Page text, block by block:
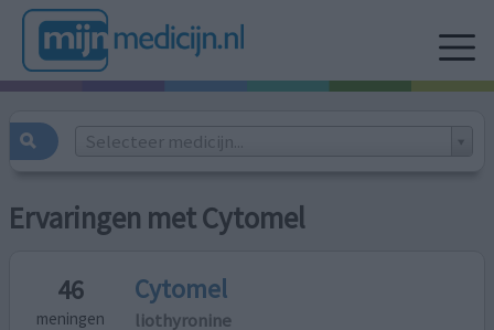
Selecteer medicijn...
Ervaringen met Cytomel
46
meningen
Cytomel
liothyronine